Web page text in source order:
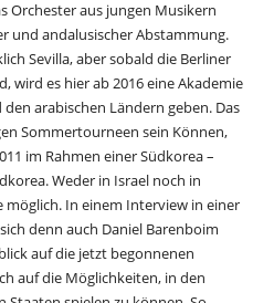
Orchester aus jungen Musikern
und andalusischer Abstammung.
Sevilla, aber sobald die Berliner
wird es hier ab 2016 eine Akademie
arabischen Ländern geben. Das
Sommertourneen sein Können,
im Rahmen einer Südkorea –
Weder in Israel noch in
In einem Interview in einer
denn auch Daniel Barenboim
auf die jetzt begonnenen
auf die Möglichkeiten, in den